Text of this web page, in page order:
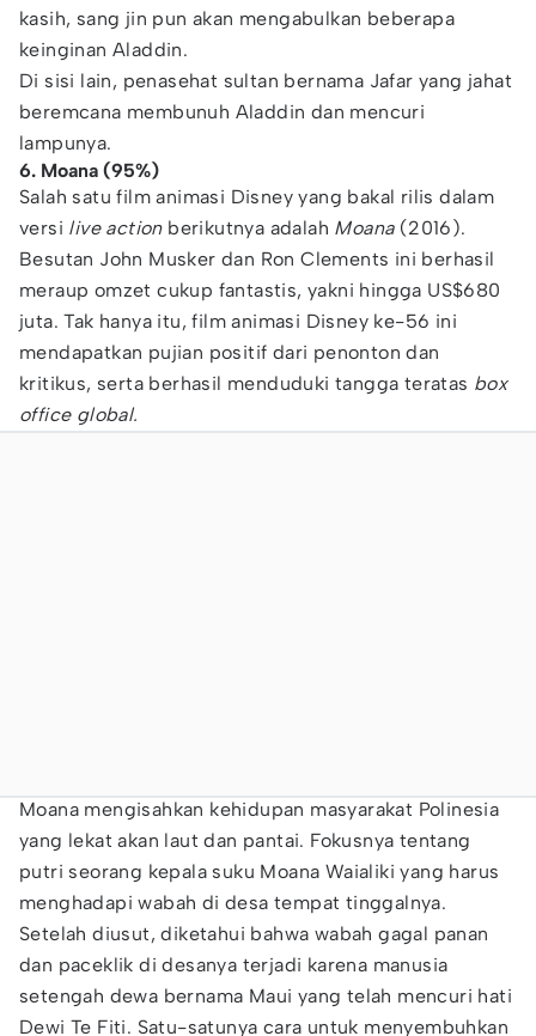
kasih, sang jin pun akan mengabulkan beberapa
keinginan Aladdin.
Di sisi lain, penasehat sultan bernama Jafar yang jahat
beremcana membunuh Aladdin dan mencuri
lampunya.
6. Moana (95%)
Salah satu film animasi Disney yang bakal rilis dalam
versi live actionberikutnya adalah Moana(2016).
Besutan John Musker dan Ron Clements ini berhasil
meraup omzet cukup fantastis, yakni hingga US$680
juta. Tak hanya itu, film animasi Disney ke-56 ini
mendapatkan pujian positif dari penonton dan
kritikus, serta berhasil menduduki tangga teratas box
office global.
Moana mengisahkan kehidupan masyarakat Polinesia
yang lekat akan laut dan pantai. Fokusnya tentang
putri seorang kepala suku Moana Waialiki yang harus
menghadapi wabah di desa tempat tinggalnya.
Setelah diusut, diketahui bahwa wabah gagal panan
dan paceklik di desanya terjadi karena manusia
setengah dewa bernama Maui yang telah mencuri hati
Dewi Te Fiti. Satu-satunya cara untuk menyembuhkan